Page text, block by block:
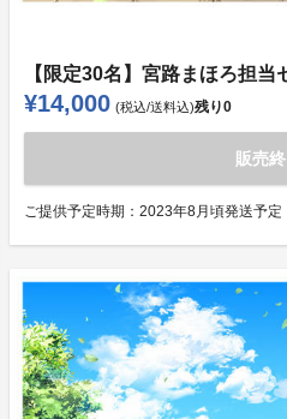
【限定30名】宮路まほろ担当
¥14,000 (税込/送料込)残り0
販売
ご提供予定時期： 2023年8月頃発送予定